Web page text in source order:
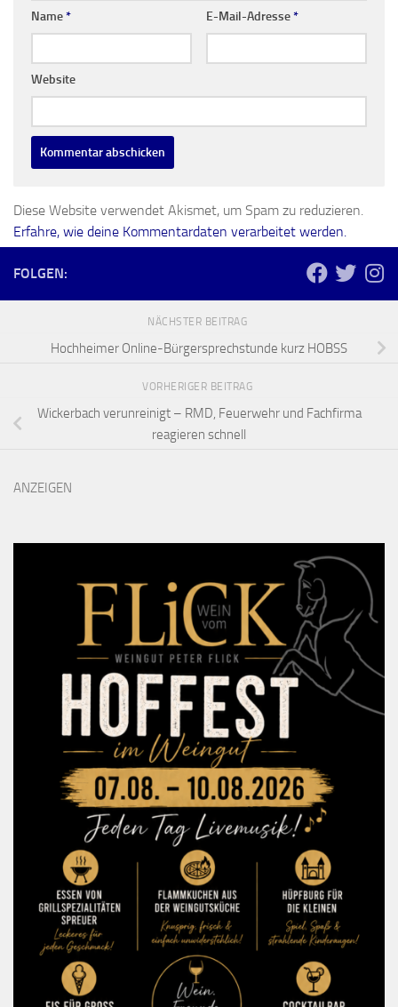
Name* E-Mail-Adresse*
Website
Diese Website verwendet Akismet, um Spam zu reduzieren.
Erfahre, wie deine Kommentardaten verarbeitet werden.
FOLGEN:
NÄCHSTER BEITRAG
Hochheimer Online-Bürgersprechstunde kurz HOBSS
VORHERIGER BEITRAG
Wickerbach verunreinigt – RMD, Feuerwehr und Fachfirma
reagieren schnell
ANZEIGEN